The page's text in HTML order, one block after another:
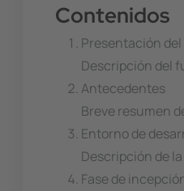
Contenidos
Presentación
Descripción del
Antecedentes
Breve resumen
Entorno de
Descripción de
Fase de